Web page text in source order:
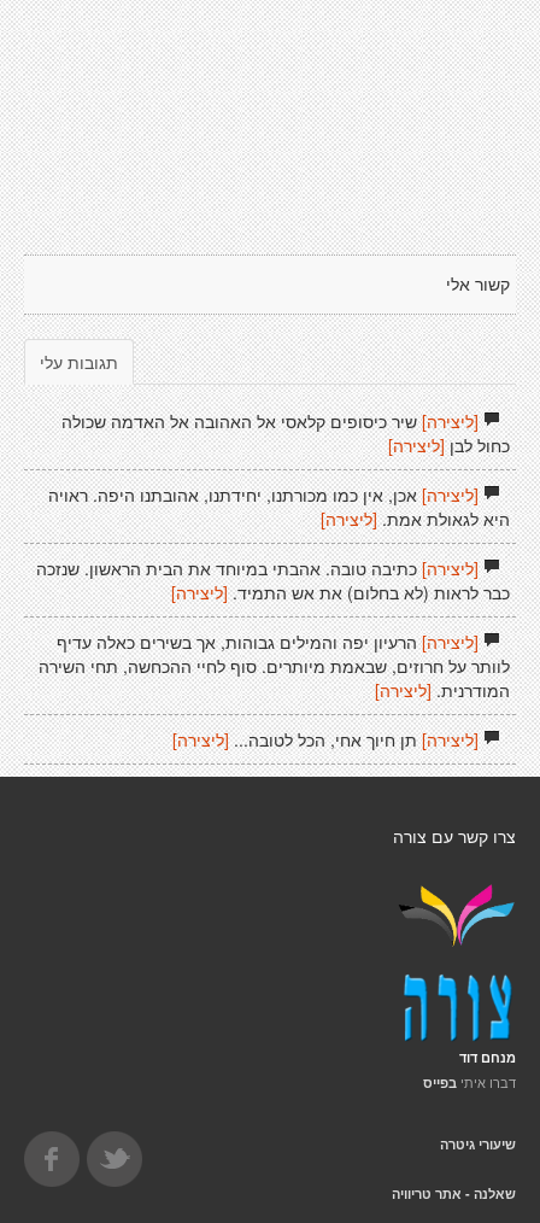
קשור אלי
תגובות עלי
[ליצירה]שיר כיסופים קלאסי אל האהובה אל האדמה שכולה
כחול לבן [ליצירה]
[ליצירה]אכן, אין כמו מכורתנו, יחידתנו, אהובתנו היפה. ראויה
היא לגאולת אמת. [ליצירה]
[ליצירה]כתיבה טובה. אהבתי במיוחד את הבית הראשון. שנזכה
כבר לראות (לא בחלום) את אש התמיד. [ליצירה]
[ליצירה]הרעיון יפה והמילים גבוהות, אך בשירים כאלה עדיף
לוותר על חרוזים, שבאמת מיותרים. סוף לחיי ההכחשה, תחי השירה
המודרנית. [ליצירה]
[ליצירה]תן חיוך אחי, הכל לטובה...[ליצירה]
צרו קשר עם צורה
מנחם דוד
דברו איתי בפייס
שיעורי גיטרה
שאלנה - אתר טריוויה